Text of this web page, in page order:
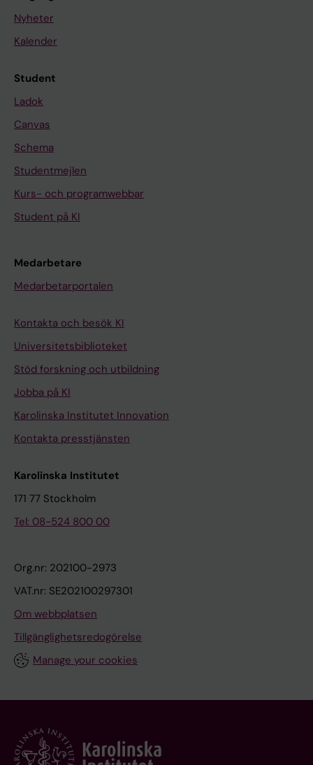
Nyheter
Kalender
Student
Ladok
Canvas
Schema
Studentmejlen
Kurs- och programwebbar
Student på KI
Medarbetare
Medarbetarportalen
Kontakta och besök KI
Universitetsbiblioteket
Stöd forskning och utbildning
Jobba på KI
Karolinska Institutet Innovation
Kontakta presstjänsten
Karolinska Institutet
171 77 Stockholm
Tel: 08-524 800 00
Org.nr: 202100-2973
VAT.nr: SE202100297301
Om webbplatsen
Tillgänglighetsredogörelse
Manage your cookies